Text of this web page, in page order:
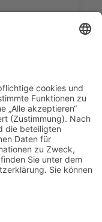
insgesamt
• Unser